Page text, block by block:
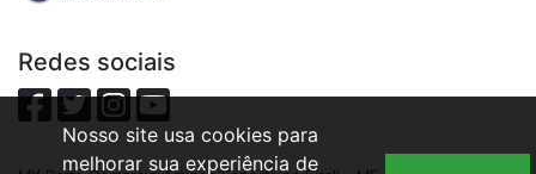
Redes sociais
Nosso site usa cookies para
melhorar sua experiência de